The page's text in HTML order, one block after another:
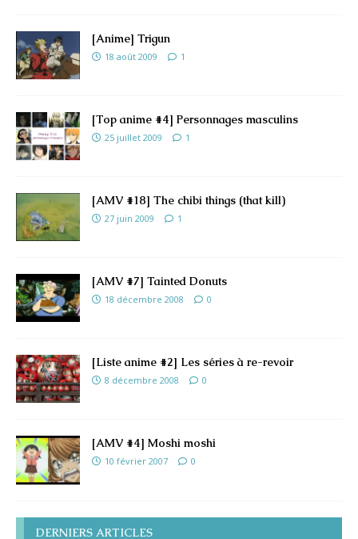
[Anime] Trigun
18 août 2009 1
[Top anime #4] Personnages masculins
25 juillet 2009 1
[AMV #18] The chibi things (that kill)
27 juin 2009 1
[AMV #7] Tainted Donuts
18 décembre 2008 0
[Liste anime #2] Les séries à re-revoir
8 décembre 2008 0
[AMV #4] Moshi moshi
10 février 2007 0
DERNIERS ARTICLES